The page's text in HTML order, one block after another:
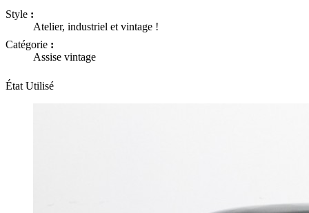
Style :
Atelier, industriel et vintage !
Catégorie :
Assise vintage
État Utilisé